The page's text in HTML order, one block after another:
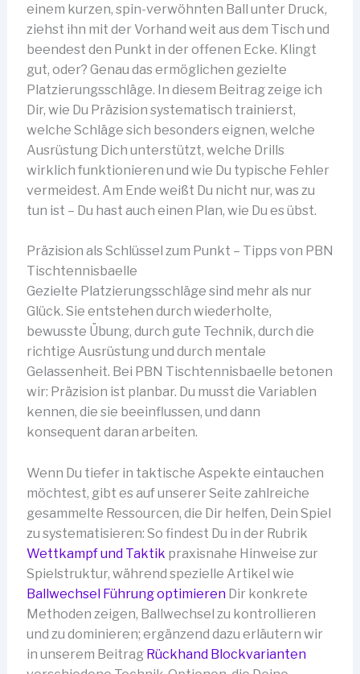
einem kurzen, spin-verwöhnten Ball unter Druck,
ziehst ihn mit der Vorhand weit aus dem Tisch und
beendest den Punkt in der offenen Ecke. Klingt
gut, oder? Genau das ermöglichen gezielte
Platzierungsschläge. In diesem Beitrag zeige ich
Dir, wie Du Präzision systematisch trainierst,
welche Schläge sich besonders eignen, welche
Ausrüstung Dich unterstützt, welche Drills
wirklich funktionieren und wie Du typische Fehler
vermeidest. Am Ende weißt Du nicht nur, was zu
tun ist – Du hast auch einen Plan, wie Du es übst.
Präzision als Schlüssel zum Punkt – Tipps von PBN
Tischtennisbaelle
Gezielte Platzierungsschläge sind mehr als nur
Glück. Sie entstehen durch wiederholte,
bewusste Übung, durch gute Technik, durch die
richtige Ausrüstung und durch mentale
Gelassenheit. Bei PBN Tischtennisbaelle betonen
wir: Präzision ist planbar. Du musst die Variablen
kennen, die sie beeinflussen, und dann
konsequent daran arbeiten.
Wenn Du tiefer in taktische Aspekte eintauchen
möchtest, gibt es auf unserer Seite zahlreiche
gesammelte Ressourcen, die Dir helfen, Dein Spiel
zu systematisieren: So findest Du in der Rubrik
Wettkampf und Taktik praxisnahe Hinweise zur
Spielstruktur, während spezielle Artikel wie
Ballwechsel Führung optimierenDir konkrete
Methoden zeigen, Ballwechsel zu kontrollieren
und zu dominieren; ergänzend dazu erläutern wir
in unserem Beitrag Rückhand Blockvarianten